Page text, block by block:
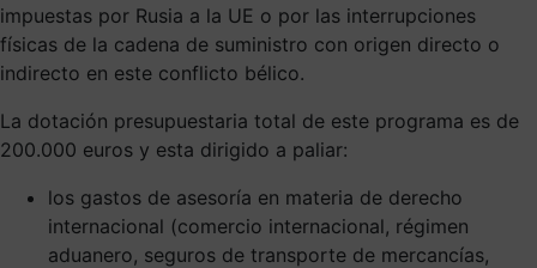
impuestas por Rusia a la UE o por las interrupciones
físicas de la cadena de suministro con origen directo o
indirecto en este conflicto bélico.
La dotación presupuestaria total de este programa es de
200.000 euros y esta dirigido a paliar:
los gastos de asesoría en materia de derecho
internacional (comercio internacional, régimen
aduanero, seguros de transporte de mercancías,